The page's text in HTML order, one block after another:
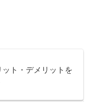
ト・デメリットを